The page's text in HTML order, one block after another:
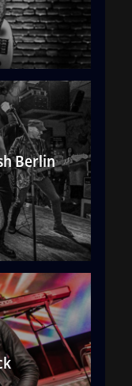
Berlin